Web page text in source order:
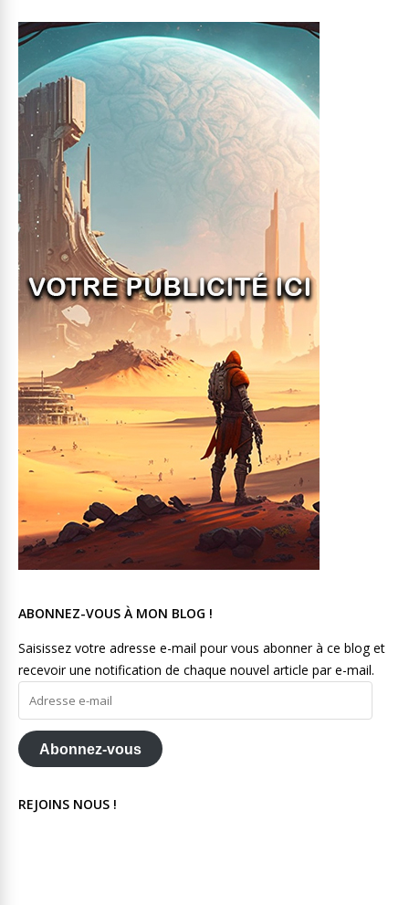
ABONNEZ-VOUS À MON BLOG !
Saisissez votre adresse e-mail pour vous abonner à ce blog et
recevoir une notification de chaque nouvel article par e-mail.
mail
Abonnez-vous
REJOINS NOUS !